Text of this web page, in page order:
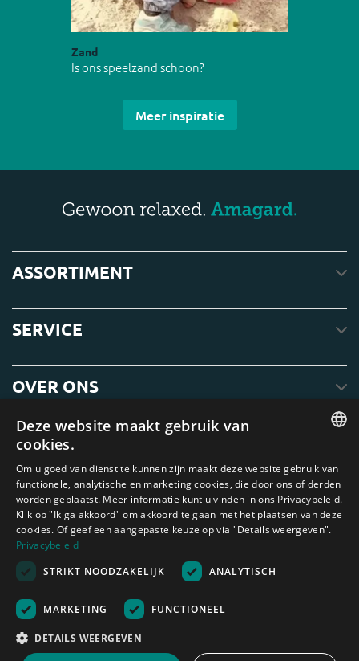
Zand
Is ons speelzand schoon?
Meer inspiratie
ASSORTIMENT
SERVICE
OVER ONS
Amagard.com (Kranendonk B.V.) Geen van de teksten of foto's op deze
website mag zonder schriftelijke toestemming van Kranendonk B.V. worden
Nederland|Deutschland| België|Belgique|
Kingdom
DUTCH
GERMAN
Deze website maakt gebruik van
cookies.
Om u goed van dienst te kunnen zijn maakt deze website gebruik van
functionele, analytische en marketing cookies, die door ons of derden
worden geplaatst. Meer informatie kunt u vinden in ons Privacybeleid.
Klik op "Ik ga akkoord" om akkoord te gaan met het plaatsen van deze
cookies. Of geef een aangepaste keuze op via "Details weergeven".
Privacybeleid
STRIKT NOODZAKELIJK
ANALYTISCH
MARKETING FUNCTIONEEL
DETAILS WEERGEVEN